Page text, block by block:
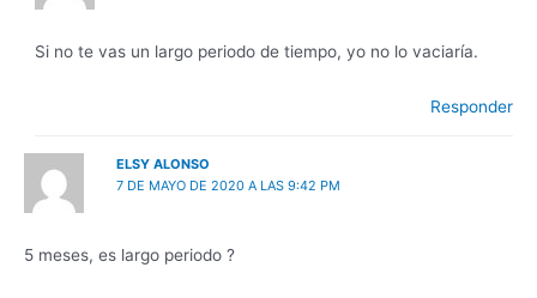
Si no te vas un largo periodo de tiempo, yo no lo vaciaría.
Responder
ELSY ALONSO
7 DE MAYO DE 2020 A LAS 9:42 PM
5 meses, es largo periodo ?